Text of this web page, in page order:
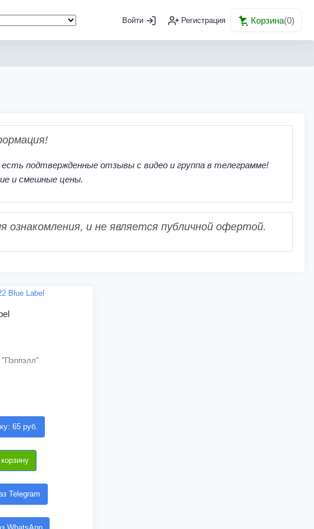
Войти Регистрация Корзина(0)
подтвержденные отзывы с видео и группа в телеграмме!
и смешные цены.
и не является публичной офертой.
65 руб.
Telegram